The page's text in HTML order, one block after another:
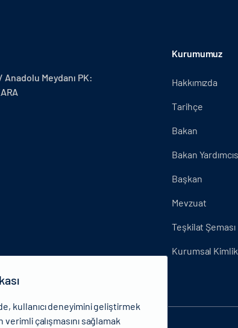
Anadolu Meydanı PK:
Kurumumuz
Hakkımızda
Tarihçe
Bakan
Bakan
Başkan
Mevzuat
Teşkilat Şeması
Kurumsal Kimlik
kullanıcı deneyimini geliştirmek
çalışmasını sağlamak